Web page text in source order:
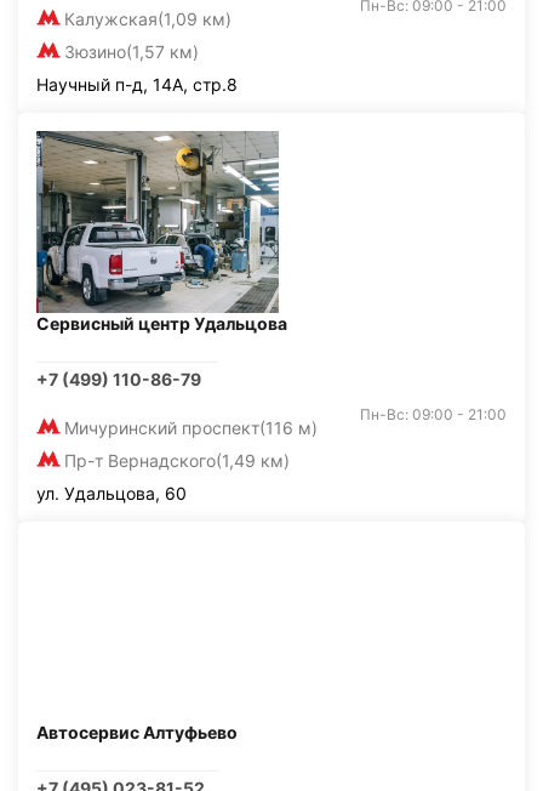
Калужская(1,09 км)
Зюзино(1,57 км)
Пн-Вс: 09:00 - 21:00
Научный п-д, 14А, стр.8
Сервисный центр Удальцова
+7 (499) 110-86-79
Мичуринский проспект(116 м)
Пр-т Вернадского(1,49 км)
Пн-Вс: 09:00 - 21:00
ул. Удальцова, 60
Автосервис Алтуфьево